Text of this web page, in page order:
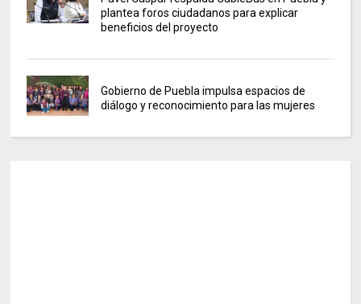
plantea foros ciudadanos para explicar
beneficios del proyecto
Gobierno de Puebla impulsa espacios de
diálogo y reconocimiento para las mujeres